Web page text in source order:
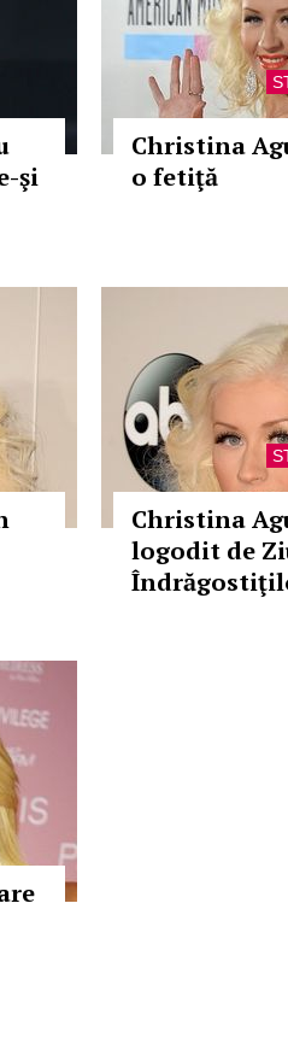
şi
Christina
o fetiţă
Christina
logodit de